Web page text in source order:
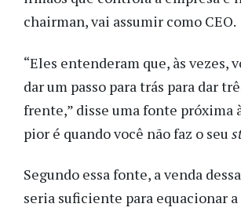
chairman, vai assumir como CEO.
“Eles entenderam que, às vezes,
dar um passo para trás para dar
frente,” disse uma fonte próxima
pior é quando você não faz o seu
Segundo essa fonte, a venda
seria suficiente para equacionar